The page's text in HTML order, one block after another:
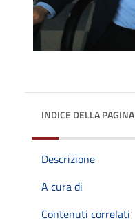
INDICE DELLA PAGINA
Descrizione
A cura di
Contenuti correlati